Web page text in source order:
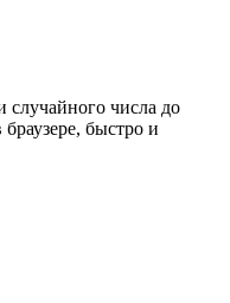
случайного числа до
быстро и